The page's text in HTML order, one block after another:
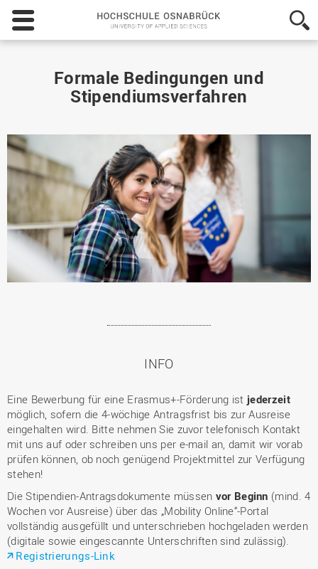
Hochschule
Osnabrück
-
Applied
Formale Bedingungen und
Stipendiumsverfahren
INFO
Eine Bewerbung für eine Erasmus+-Förderung ist jederzeit
möglich, sofern die 4-wöchige Antragsfrist bis zur Ausreise
eingehalten wird. Bitte nehmen Sie zuvor telefonisch Kontakt
mit uns auf oder schreiben uns per e-mail an, damit wir vorab
prüfen können, ob noch genügend Projektmittel zur Verfügung
stehen!
Die Stipendien-Antragsdokumente müssen vor Beginn (mind. 4
Wochen vor Ausreise) über das „Mobility Online“-Portal
vollständig ausgefüllt und unterschrieben hochgeladen werden
(digitale sowie eingescannte Unterschriften sind zulässig).
Registrierungs-Link